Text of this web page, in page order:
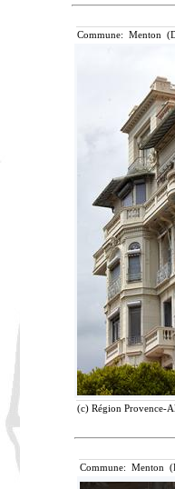
Commune: Menton
(c) Région Provence-
Commune: Menton